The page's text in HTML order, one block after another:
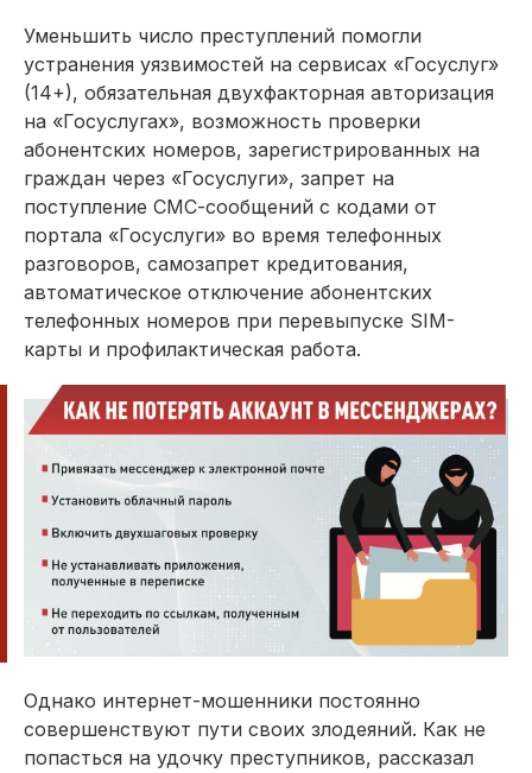
Уменьшить число преступлений помогли
устранения уязвимостей на сервисах «Госуслуг»
(14+), обязательная двухфакторная авторизация
на «Госуслугах», возможность проверки
абонентских номеров, зарегистрированных на
граждан через «Госуслуги», запрет на
поступление СМС-сообщений с кодами от
портала «Госуслуги» во время телефонных
разговоров, самозапрет кредитования,
автоматическое отключение абонентских
телефонных номеров при перевыпуске SIM-
карты и профилактическая работа.
Однако интернет-мошенники постоянно
совершенствуют пути своих злодеяний. Как не
попасться на удочку преступников, рассказал